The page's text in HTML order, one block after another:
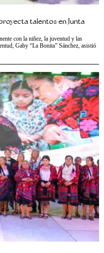
talentos en Junta
con la niñez, la juventud y las
Gaby “La Bonita” Sánchez, asistió